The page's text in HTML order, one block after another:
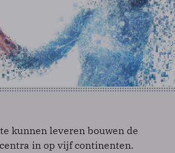
kunnen leveren bouwen de
in op vijf continenten.